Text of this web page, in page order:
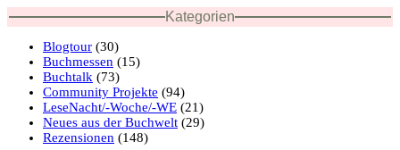
Kategorien
Blogtour (30)
Buchmessen (15)
Buchtalk (73)
Community Projekte (94)
LeseNacht/-Woche/-WE (21)
Neues aus der Buchwelt (29)
Rezensionen (148)